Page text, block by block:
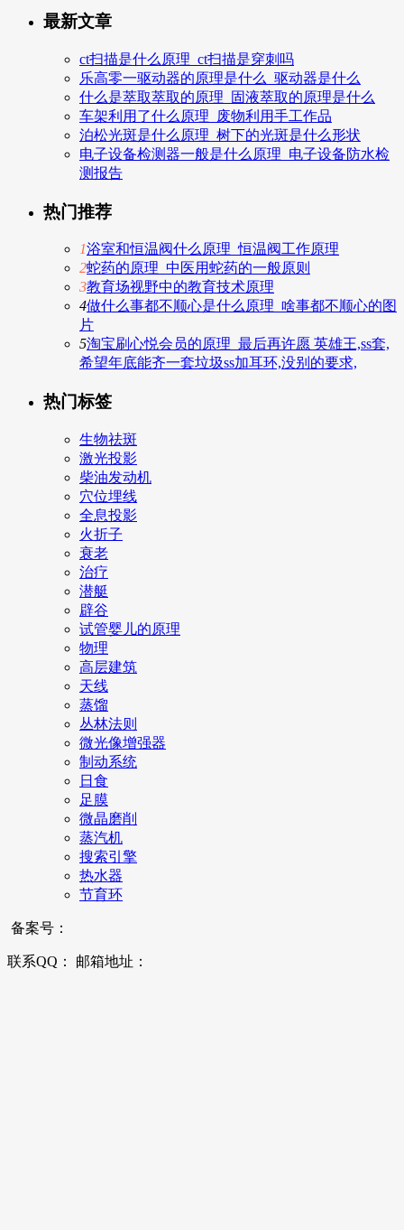
最新文章
ct扫描是什么原理_ct扫描是穿刺吗
乐高零一驱动器的原理是什么_驱动器是什么
什么是萃取萃取的原理_固液萃取的原理是什么
车架利用了什么原理_废物利用手工作品
泊松光斑是什么原理_树下的光斑是什么形状
电子设备检测器一般是什么原理_电子设备防水检
测报告
热门推荐
1浴室和恒温阀什么原理_恒温阀工作原理
2蛇药的原理_中医用蛇药的一般原则
3教育场视野中的教育技术原理
4做什么事都不顺心是什么原理_啥事都不顺心的图
片
5淘宝刷心悦会员的原理_最后再许愿 英雄王,ss套,
希望年底能齐一套垃圾ss加耳环,没别的要求,
热门标签
生物祛斑
激光投影
柴油发动机
穴位埋线
全息投影
火折子
衰老
治疗
潜艇
辟谷
试管婴儿的原理
物理
高层建筑
天线
蒸馏
丛林法则
微光像增强器
制动系统
日食
足膜
微晶磨削
蒸汽机
搜索引擎
热水器
节育环
备案号：
联系QQ： 邮箱地址：